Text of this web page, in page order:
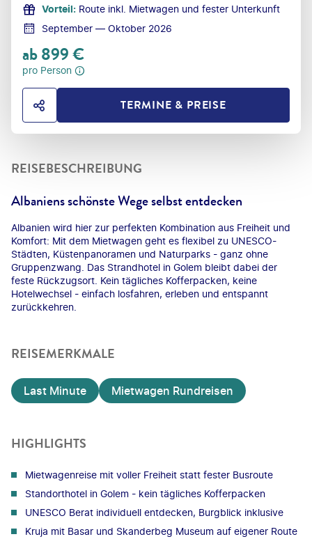
Vorteil: Route inkl. Mietwagen und fester Unterkunft
September — Oktober 2026
ab899€
pro Person
HOTEL TEILENTERMINE & PREISE
REISEBESCHREIBUNG
Albaniens schönste Wege selbst entdecken
Albanien wird hier zur perfekten Kombination aus Freiheit und
Komfort: Mit dem Mietwagen geht es flexibel zu UNESCO-
Städten, Küstenpanoramen und Naturparks - ganz ohne
Gruppenzwang. Das Strandhotel in Golem bleibt dabei der
feste Rückzugsort. Kein tägliches Kofferpacken, keine
Hotelwechsel - einfach losfahren, erleben und entspannt
zurückkehren.
REISEMERKMALE
Last Minute Mietwagen Rundreisen
HIGHLIGHTS
Mietwagenreise mit voller Freiheit statt fester Busroute
Standorthotel in Golem - kein tägliches Kofferpacken
UNESCO Berat individuell entdecken, Burgblick inklusive
Kruja mit Basar und Skanderbeg Museum auf eigener Route